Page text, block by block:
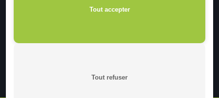
Tout accepter
Tout refuser